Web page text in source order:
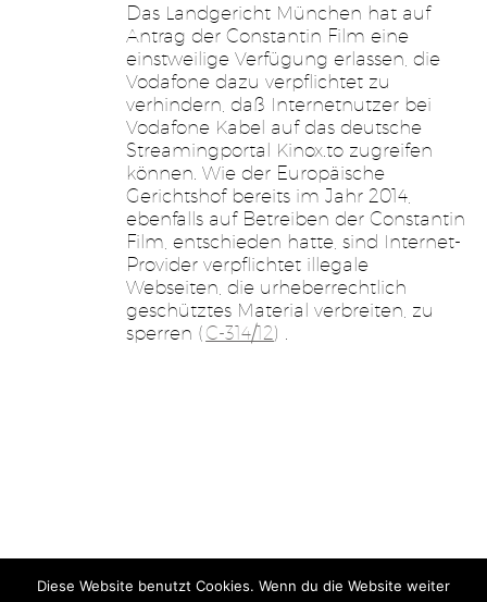
Das Landgericht München hat auf
Antrag der Constantin Film eine
einstweilige Verfügung erlassen, die
Vodafone dazu verpflichtet zu
verhindern, daß Internetnutzer bei
Vodafone Kabel auf das deutsche
Streamingportal Kinox.to zugreifen
können. Wie der Europäische
Gerichtshof bereits im Jahr 2014,
ebenfalls auf Betreiben der Constantin
Film, entschieden hatte, sind Internet-
Provider verpflichtet illegale
Webseiten, die urheberrechtlich
geschütztes Material verbreiten, zu
sperren ( C-314/12) .
Diese Website benutzt Cookies. Wenn du die Website weiter